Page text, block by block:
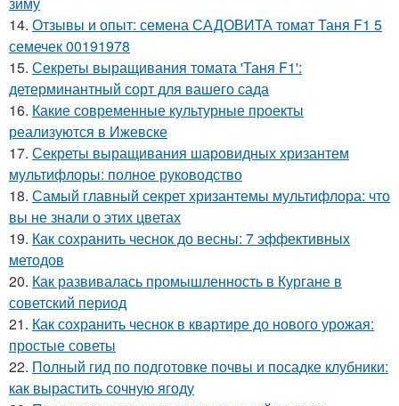
14. Отзывы и опыт: семена САДОВИТА томат Таня F1 5
семечек 00191978
15. Секреты выращивания томата 'Таня F1':
детерминантный сорт для вашего сада
16. Какие современные культурные проекты
реализуются в Ижевске
17. Секреты выращивания шаровидных хризантем
мультифлоры: полное руководство
18. Самый главный секрет хризантемы мультифлора: что
вы не знали о этих цветах
19. Как сохранить чеснок до весны: 7 эффективных
методов
20. Как развивалась промышленность в Кургане в
советский период
21. Как сохранить чеснок в квартире до нового урожая:
простые советы
22. Полный гид по подготовке почвы и посадке клубники:
как вырастить сочную ягоду